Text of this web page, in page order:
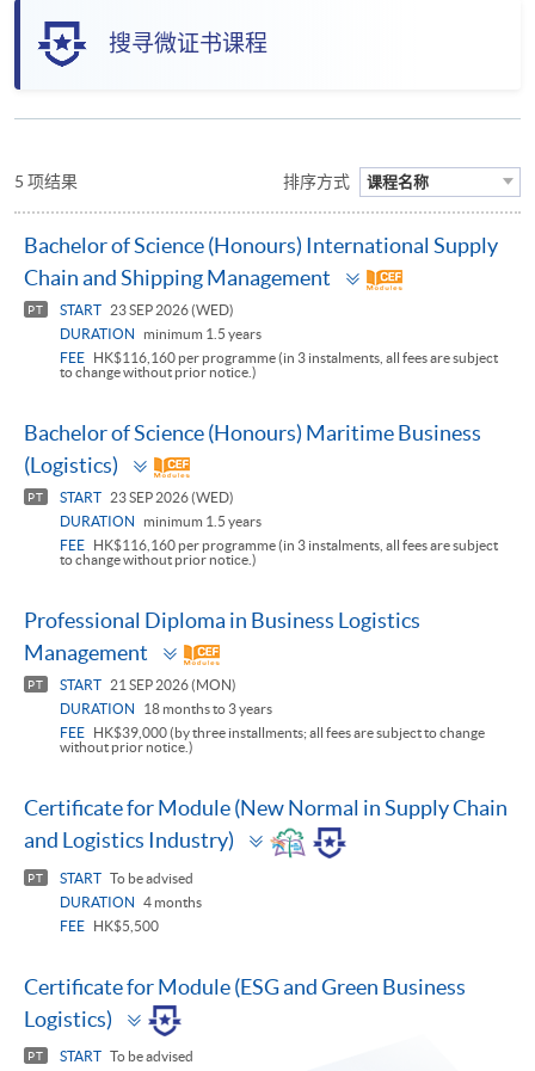
搜寻微证书课程
5 项结果 排序方式 课程名称
Bachelor of Science (Honours) International Supply
Chain and Shipping Management
Toggle
panel
PT START
23 SEP 2026 (WED)
DURATION
minimum 1.5 years
FEE
HK$116,160 per programme (in 3 instalments, all fees are subject
to change without prior notice.)
Bachelor of Science (Honours) Maritime Business
(Logistics)
Toggle
panel
PT START
23 SEP 2026 (WED)
DURATION
minimum 1.5 years
FEE
HK$116,160 per programme (in 3 instalments, all fees are subject
to change without prior notice.)
Professional Diploma in Business Logistics
Management
Toggle
panel
PT START
21 SEP 2026 (MON)
DURATION
18 months to 3 years
FEE
HK$39,000 (by three installments; all fees are subject to change
without prior notice.)
Certificate for Module (New Normal in Supply Chain
and Logistics Industry)
Toggle
panel
PT START To be advised
DURATION
4 months
FEE
HK$5,500
Certificate for Module (ESG and Green Business
Logistics)
Toggle
panel
PT START To be advised